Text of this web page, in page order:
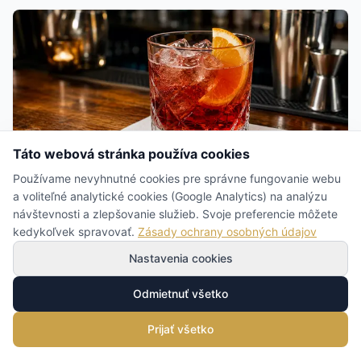
Sprievodca
Kokteilové servítky do baru: formát,
vrstvy, farba a potlač
Tím Napkins 24. 7. 2026
veľkosť: podložka pod orosený pohár, tácka pod sústo
aj nosič značky zároveň. Praktický sprievodca formátmi
Táto webová stránka používa cookies
Používame nevyhnutné cookies pre správne fungovanie webu
a voliteľné analytické cookies (Google Analytics) na analýzu
návštevnosti a zlepšovanie služieb. Svoje preferencie môžete
kedykoľvek spravovať. Zásady ochrany osobných údajov
Nastavenia cookies
Odmietnuť všetko
Prijať všetko